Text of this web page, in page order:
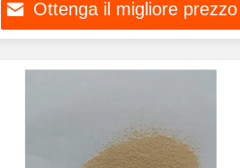
Ottenga il migliore prezzo